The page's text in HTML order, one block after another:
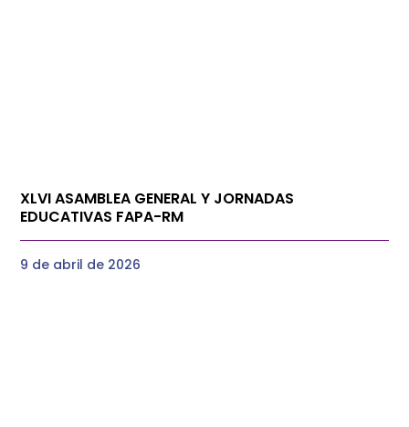
XLVI ASAMBLEA GENERAL Y JORNADAS
EDUCATIVAS FAPA-RM
9 de abril de 2026